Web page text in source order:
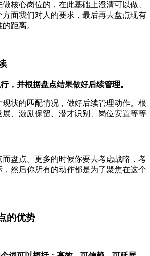
核心岗位的，在此基础上澄清可以做、
方面我们对人的要求，最后再去盘点现有
距离。
，并根据盘点结果做好后续管理。
状的匹配情况，做好后续管理动作。根
展、激励保留、潜才识别、岗位安置等等
而盘点。更多的时候你要去考虑战略，考
，然后你所有的动作都是为了聚焦在这个
的优势